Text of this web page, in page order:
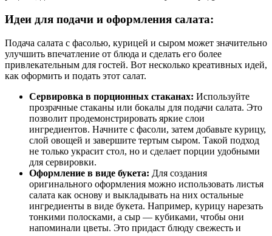
Идеи для подачи и оформления салата:
Подача салата с фасолью, курицей и сыром может значительно
улучшить впечатление от блюда и сделать его более
привлекательным для гостей. Вот несколько креативных идей,
как оформить и подать этот салат.
Сервировка в порционных стаканах: Используйте
прозрачные стаканы или бокалы для подачи салата. Это
позволит продемонстрировать яркие слои
ингредиентов. Начните с фасоли, затем добавьте курицу,
слой овощей и завершите тертым сыром. Такой подход
не только украсит стол, но и сделает порции удобными
для сервировки.
Оформление в виде букета: Для создания
оригинального оформления можно использовать листья
салата как основу и выкладывать на них остальные
ингредиенты в виде букета. Например, курицу нарезать
тонкими полосками, а сыр — кубиками, чтобы они
напоминали цветы. Это придаст блюду свежесть и